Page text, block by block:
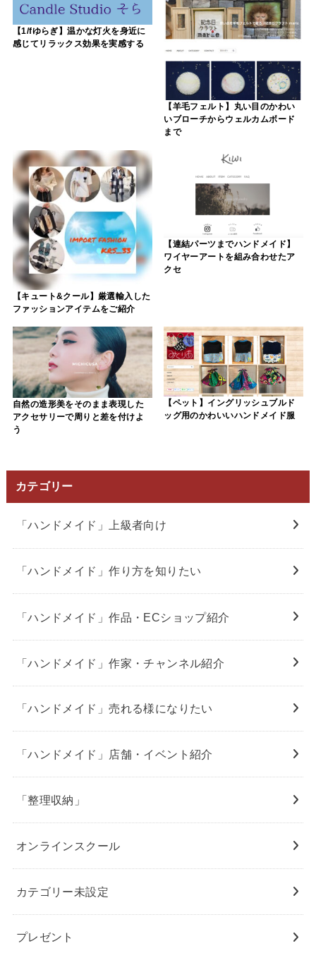
【1/fゆらぎ】温かな灯火を身近に
感じてリラックス効果を実感する
【羊毛フェルト】丸い目のかわい
いブローチからウェルカムボード
まで
【キュート&クール】厳選輸入した
ファッションアイテムをご紹介
【連結パーツまでハンドメイド】
ワイヤーアートを組み合わせたア
クセ
自然の造形美をそのまま表現した
アクセサリーで周りと差を付けよ
う
【ペット】イングリッシュブルド
ッグ用のかわいいハンドメイド服
カテゴリー
「ハンドメイド」上級者向け
「ハンドメイド」作り方を知りたい
「ハンドメイド」作品・ECショップ紹介
「ハンドメイド」作家・チャンネル紹介
「ハンドメイド」売れる様になりたい
「ハンドメイド」店舗・イベント紹介
「整理収納」
オンラインスクール
カテゴリー未設定
プレゼント